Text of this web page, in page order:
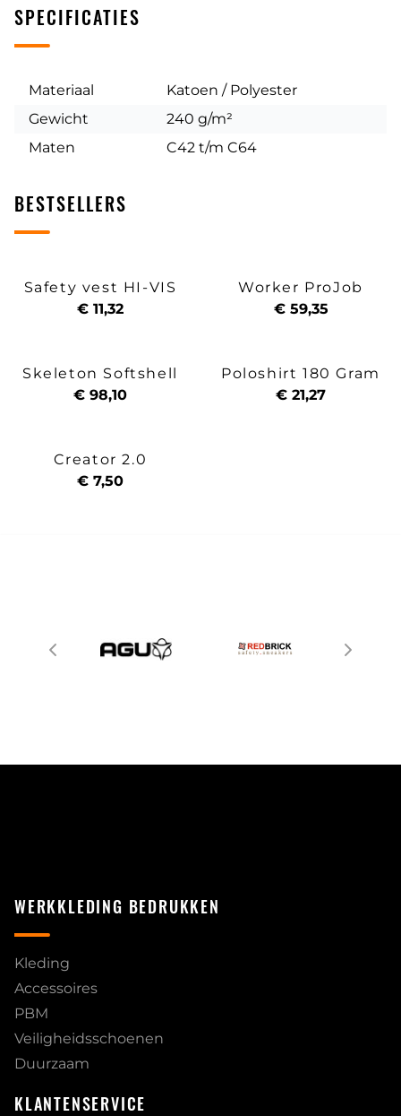
SPECIFICATIES
Materiaal
Katoen / Polyester
Gewicht
240 g/m²
Maten
C42 t/m C64
BESTSELLERS
Safety vest HI-VIS
€ 11,32
Worker ProJob
€ 59,35
Skeleton Softshell
€ 98,10
Poloshirt 180 Gram
€ 21,27
Creator 2.0
€ 7,50
WERKKLEDING BEDRUKKEN
Kleding
Accessoires
PBM
Veiligheidsschoenen
Duurzaam
KLANTENSERVICE